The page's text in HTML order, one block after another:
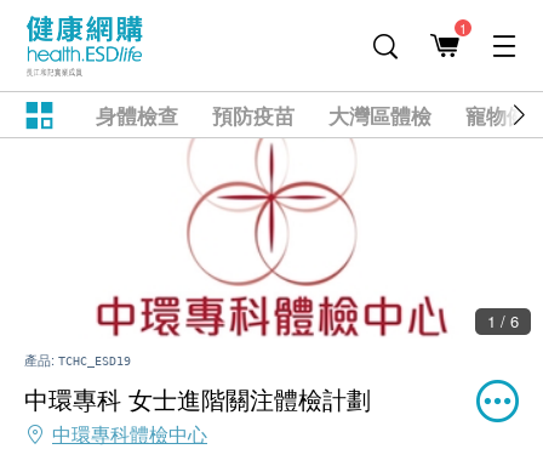
1
身體檢查 預防疫苗 大灣區體檢 寵物健
1 / 6
產品: TCHC_ESD19
中環專科 女士進階關注體檢計劃
中環專科體檢中心